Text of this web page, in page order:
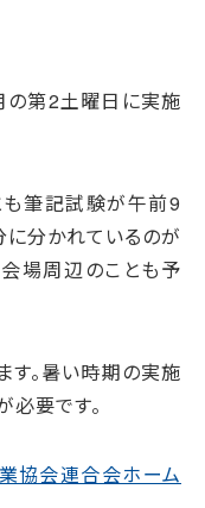
の第2土曜日に実施
も筆記試験が午前9
分かれているのが
場周辺のことも予
す。暑い時期の実施
必要です。
協会連合会ホーム